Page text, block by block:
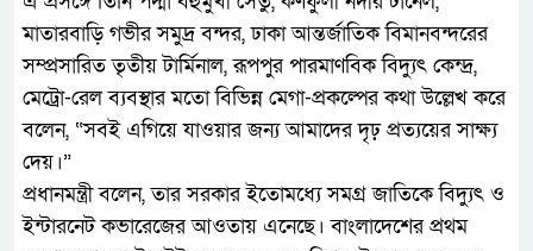
মাতারবাড়ি গভীর সমুদ্র বন্দর, ঢাকা আন্তর্জাতিক বিমানবন্দরের
সম্প্রসারিত তৃতীয় টার্মিনাল, রূপপুর পারমাণবিক বিদ্যুৎ কেন্দ্র,
মেট্রো-রেল ব্যবস্থার মতো বিভিন্ন মেগা-প্রকল্পের কথা উল্লেখ করে
বলেন, “সবই এগিয়ে যাওয়ার জন্য আমাদের দৃঢ় প্রত্যয়ের সাক্ষ্য
দেয়।”
প্রধানমন্ত্রী বলেন, তার সরকার ইতোমধ্যে সমগ্র জাতিকে বিদ্যুৎ ও
ইন্টারনেট কভারেজের আওতায় এনেছে। বাংলাদেশের প্রথম